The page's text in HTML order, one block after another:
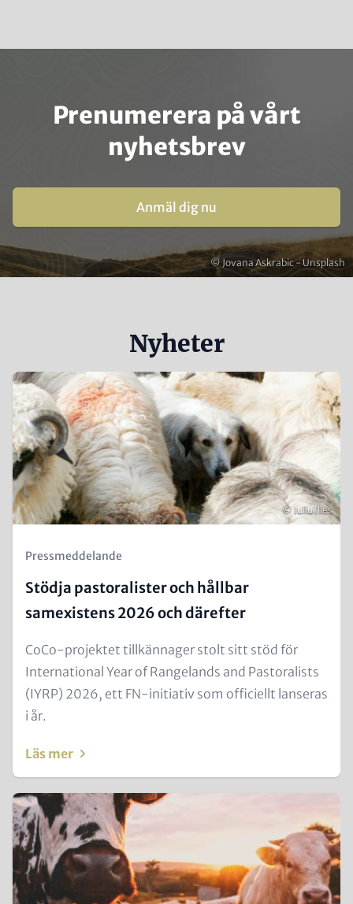
Prenumerera på vårt
nyhetsbrev
Anmäl dig nu
Copyright
© Jovana Askrabic - Unsplash
Nyheter
Views
Reference
Teaser
Image
Copyright
© Iuliu Illes
Kicker
Pressmeddelande
Stödja pastoralister och hållbar
samexistens 2026 och därefter
Text
for
Teaser
and
CoCo-projektet tillkännager stolt sitt stöd för
International Year of Rangelands and Pastoralists
(IYRP) 2026, ett FN-initiativ som officiellt lanseras
i år.
Läs mer
Teaser
Image